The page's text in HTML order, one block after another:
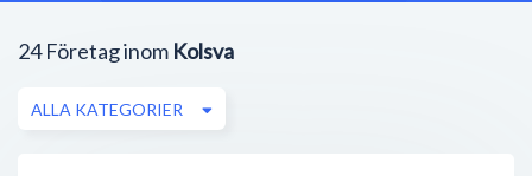
24 Företag inom Kolsva
ALLA KATEGORIER